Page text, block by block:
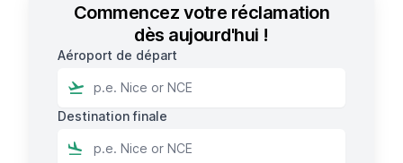
Commencez votre réclamation
dès aujourd'hui !
Aéroport de départ
Destination finale